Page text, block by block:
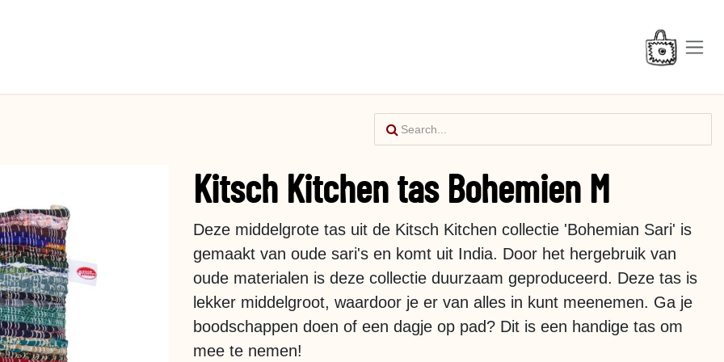
Kitsch Kitchen tas Bohemien M
Deze middelgrote tas uit de Kitsch Kitchen collectie 'Bohemian Sari' is
gemaakt van oude sari's en komt uit India. Door het hergebruik van
oude materialen is deze collectie duurzaam geproduceerd. Deze tas is
lekker middelgroot, waardoor je er van alles in kunt meenemen. Ga je
boodschappen doen of een dagje op pad? Dit is een handige tas om
mee te nemen!